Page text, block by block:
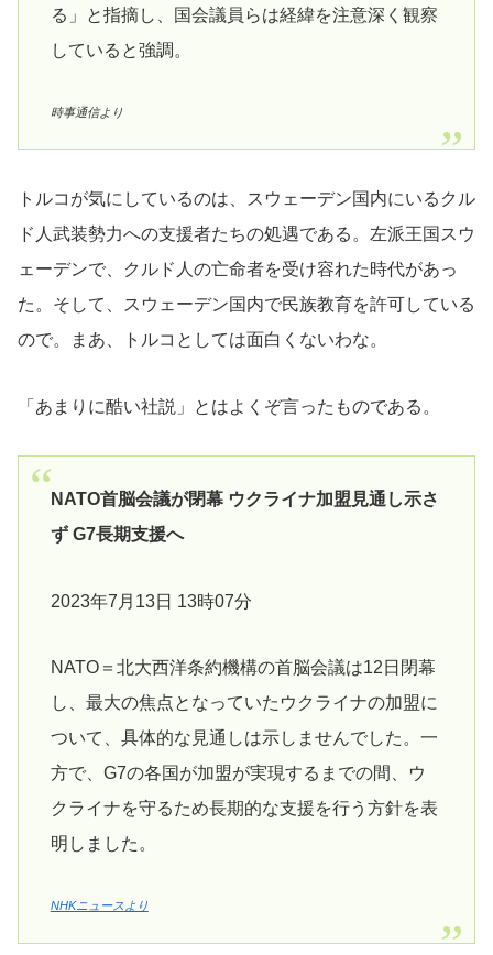
る」と指摘し、国会議員らは経緯を注意深く観察
していると強調。
時事通信より
トルコが気にしているのは、スウェーデン国内にいるクル
ド人武装勢力への支援者たちの処遇である。左派王国スウ
ェーデンで、クルド人の亡命者を受け容れた時代があっ
た。そして、スウェーデン国内で民族教育を許可している
ので。まあ、トルコとしては面白くないわな。
「あまりに酷い社説」とはよくぞ言ったものである。
NATO首脳会議が閉幕 ウクライナ加盟見通し示さ
ず G7長期支援へ
2023年7月13日 13時07分
NATO＝北大西洋条約機構の首脳会議は12日閉幕
し、最大の焦点となっていたウクライナの加盟に
ついて、具体的な見通しは示しませんでした。一
方で、G7の各国が加盟が実現するまでの間、ウ
クライナを守るため長期的な支援を行う方針を表
明しました。
NHKニュースより